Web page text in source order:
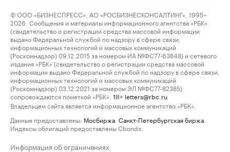
© ООО «БИЗНЕСПРЕСС», АО «РОСБИЗНЕСКОНСАЛТИНГ», 1995–
2026. Сообщения и материалы информационного агентства «РБК»
(свидетельство о регистрации средства массовой информации
выдано Федеральной службой по надзору в сфере связи,
информационных технологий и массовых коммуникаций
(Роскомнадзор) 09.12.2015 за номером ИА №ФС77-63848) и сетевого
издания «РБК» (свидетельство о регистрации средства массовой
информации выдано Федеральной службой по надзору в сфере связи,
информационных технологий и массовых коммуникаций
(Роскомнадзор) 03.12.2021 за номером ЭЛ №ФС77-82385)
сопровождаются пометкой «РБК».
18+ letters@rbc.ru
Владельцем сайта является информационное агентство «РБК».
Данные предоставлены: Мосбиржа Санкт-Петербургская биржа
Индексы облигаций предоставлены Cbonds.
Информация об ограничениях